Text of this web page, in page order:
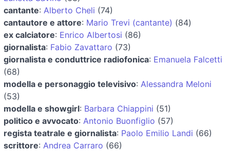
cantante: Alberto Cheli (74)
cantautore e attore: Mario Trevi (cantante) (84)
ex calciatore: Enrico Albertosi (86)
giornalista: Fabio Zavattaro (73)
giornalista e conduttrice radiofonica: Emanuela Falcetti
(68)
modella e personaggio televisivo: Alessandra Meloni
(53)
modella e showgirl: Barbara Chiappini (51)
politico e avvocato: Antonio Buonfiglio (57)
regista teatrale e giornalista: Paolo Emilio Landi (66)
scrittore: Andrea Carraro (66)